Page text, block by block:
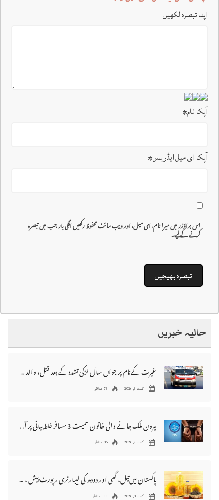
اپنا تبصرہ لکھیں
آپکا نام*
آپکا ای میل ایڈریس*
اس براؤزر میں میرا نام، ای میل، اور ویب سائٹ محفوظ رکھیں اگلی بار جب میں تبصرہ
کرنے کےلیے۔
حالیہ خبریں
غیرت کے نام پر جواں سال لڑکی تشدد کے بعد قتل، والد اور دو بھائی گرفتار
اگست 9, 2026 76 مناظر
بیرون ملک جانے والی خاتون سمیت 3 مسافر غلط بیانی پر آف لوڈ کر دئیے گئے
اگست 9, 2026 85 مناظر
پاکستان میں‌تیل، گھی اور دودھ کی لیبارٹری رپورٹ پیش ، 176 نمونے غیر معیاری قرار
اگست 8, 2026 133 مناظر